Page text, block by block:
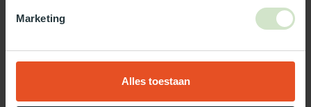
Marketing
Alles toestaan
glas/zonwerend/
Twijfel je over welke daglicht oplossing het beste bij jou past?
Gebruik dan onze daglicht keuzehulp!